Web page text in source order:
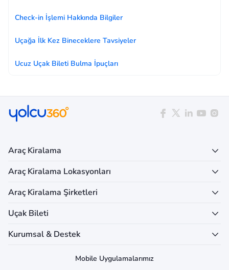
Check-in İşlemi Hakkında Bilgiler
Uçağa İlk Kez Bineceklere Tavsiyeler
Ucuz Uçak Bileti Bulma İpuçları
Araç Kiralama
Araç Kiralama Lokasyonları
Araç Kiralama Şirketleri
Uçak Bileti
Kurumsal & Destek
Mobile Uygulamalarımız